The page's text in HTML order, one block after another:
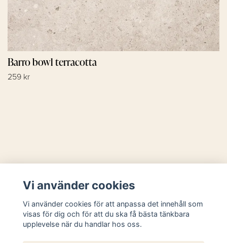
Barro bowl terracotta
259 kr
Sociala medier
Vi använder cookies
Vi använder cookies för att anpassa det innehåll som
visas för dig och för att du ska få bästa tänkbara
upplevelse när du handlar hos oss.